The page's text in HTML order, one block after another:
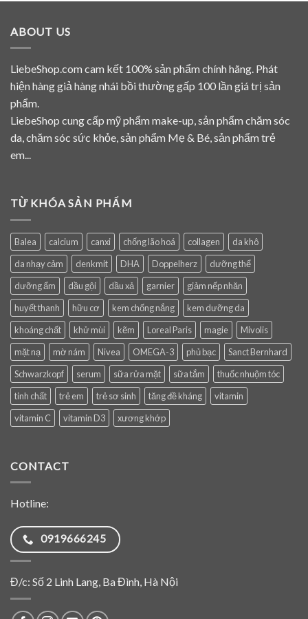
ABOUT US
LiebeShop.com cam kết 100% sản phẩm chính hãng. Phát
hiện hàng giả hàng nhái bồi thường gấp 100 lần giá trị sản
phẩm.
LiebeShop cung cấp mỹ phẩm make-up, sản phẩm chăm sóc
da, chăm sóc sức khỏe, sản phẩm Mẹ & Bé, sản phẩm trẻ
em...
TỪ KHÓA SẢN PHẨM
Balea calcium canxi chống lão hoá collagen
da khô
da nhạy cảm
denkmit DHA Doppelherz
dưỡng thể
dưỡng ẩm
dầu gội dầu xả garnier
giảm nếp nhăn
huyết thanh
hữu cơ kem chống nắng
kem dưỡng da
khoáng chất
khử mùi kẽm Loreal Paris magie
Mivolis
mặt nạ
mờ nám Nivea OMEGA-3 phủ bạc
Sanct Bernhard
Schwarzkopf
serum sữa rửa mặt sữa tắm
thuốc nhuộm tóc
tinh chất
trẻ em trẻ sơ sinh tăng đề kháng
vitamin
vitamin C
vitamin D3 xương khớp
CONTACT
Hotline:
0919666245
Đ/c: Số 2 Linh Lang, Ba Đình, Hà Nội